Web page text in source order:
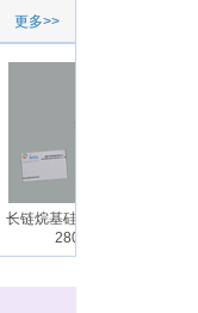
更多>>
长链烷基硅油乳液 IOTA
28027E